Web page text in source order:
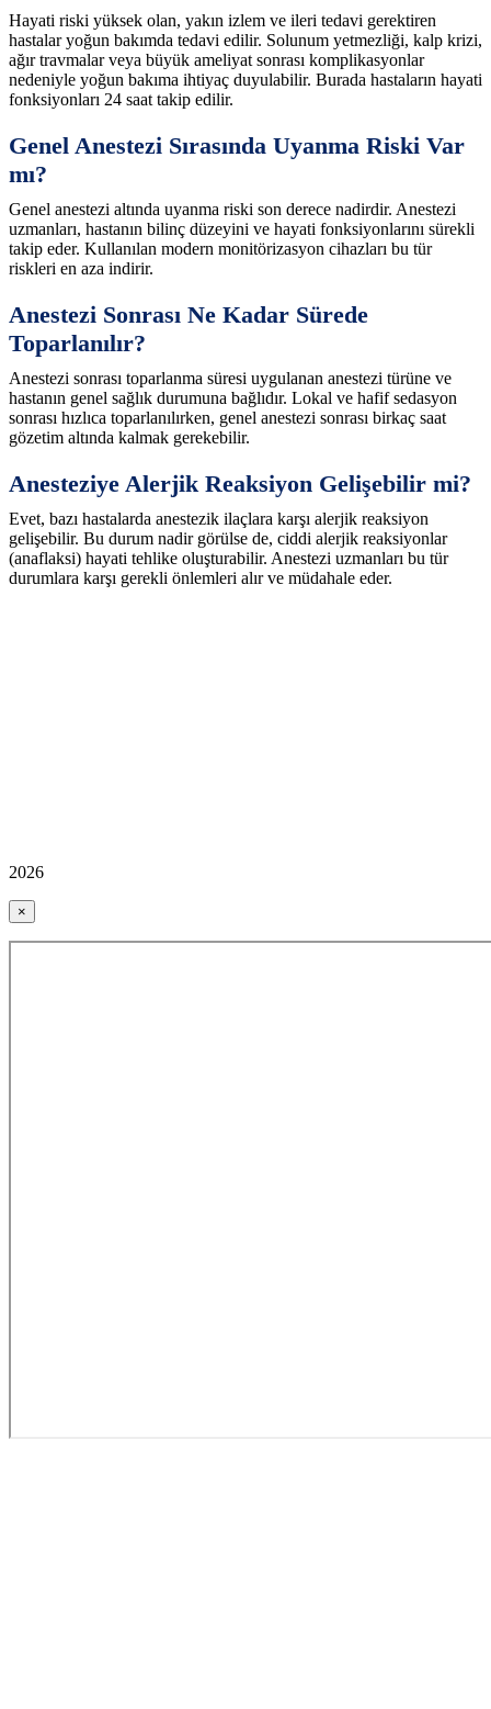
Hayati riski yüksek olan, yakın izlem ve ileri tedavi gerektiren
hastalar yoğun bakımda tedavi edilir. Solunum yetmezliği, kalp krizi,
ağır travmalar veya büyük ameliyat sonrası komplikasyonlar
nedeniyle yoğun bakıma ihtiyaç duyulabilir. Burada hastaların hayati
fonksiyonları 24 saat takip edilir.
Genel Anestezi Sırasında Uyanma Riski Var
mı?
Genel anestezi altında uyanma riski son derece nadirdir. Anestezi
uzmanları, hastanın bilinç düzeyini ve hayati fonksiyonlarını sürekli
takip eder. Kullanılan modern monitörizasyon cihazları bu tür
riskleri en aza indirir.
Anestezi Sonrası Ne Kadar Sürede
Toparlanılır?
Anestezi sonrası toparlanma süresi uygulanan anestezi türüne ve
hastanın genel sağlık durumuna bağlıdır. Lokal ve hafif sedasyon
sonrası hızlıca toparlanılırken, genel anestezi sonrası birkaç saat
gözetim altında kalmak gerekebilir.
Anesteziye Alerjik Reaksiyon Gelişebilir mi?
Evet, bazı hastalarda anestezik ilaçlara karşı alerjik reaksiyon
gelişebilir. Bu durum nadir görülse de, ciddi alerjik reaksiyonlar
(anaflaksi) hayati tehlike oluşturabilir. Anestezi uzmanları bu tür
durumlara karşı gerekli önlemleri alır ve müdahale eder.
2026
×